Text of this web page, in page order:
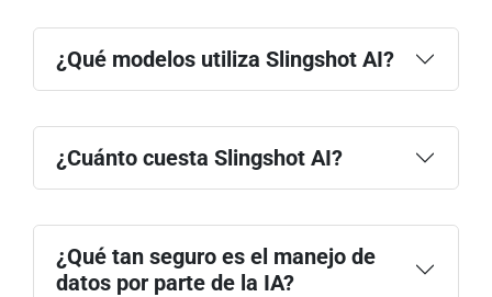
¿Qué modelos utiliza Slingshot AI?
¿Cuánto cuesta Slingshot AI?
¿Qué tan seguro es el manejo de
datos por parte de la IA?